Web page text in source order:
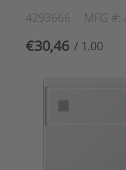
4293666 MFG #:
€30,46 / 1.00